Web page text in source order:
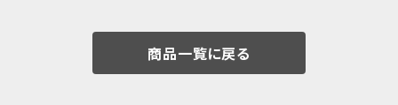
商品一覧に戻る